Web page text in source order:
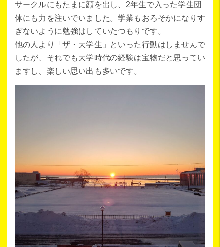
サークルにもたまに顔を出し、2年生で入った学生団
体にも力を注いでいました。学業もおろそかになりす
ぎないように勉強はしていたつもりです。
他の人より「ザ・大学生」といった行動はしませんで
したが、それでも大学時代の経験は宝物だと思ってい
ますし、楽しい思い出も多いです。